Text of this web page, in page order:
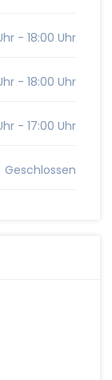
- 18:00 Uhr
- 18:00 Uhr
- 17:00 Uhr
Geschlossen